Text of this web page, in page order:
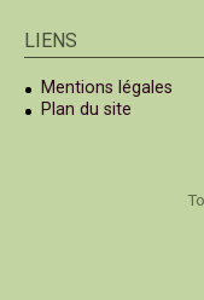
LIENS
Mentions légales
Plan du site